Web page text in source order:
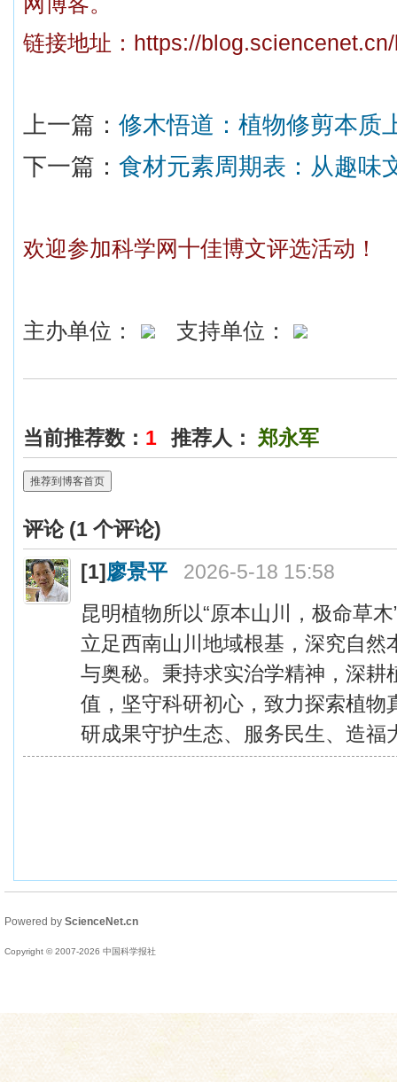
链接地址： https://
上一篇： 修木悟道：植物修剪本质
下一篇： 食材元素周期表：从趣味
欢迎参加科学网十佳博文评选活动！
主办单位： 支持单位：
当前推荐数： 1 推荐人： 郑永军
推荐到博客首页
评论 (1 个评论)
[1]廖景平
2026-5-18 15:58
昆明植物所以“原本山川，极命草
立足西南山川地域根基，深究自
与奥秘。秉持求实治学精神，深
值，坚守科研初心，致力探索植
研成果守护生态、服务民生、造福
Powered by ScienceNet.cn
Copyright © 2007-2026 中国科学报社